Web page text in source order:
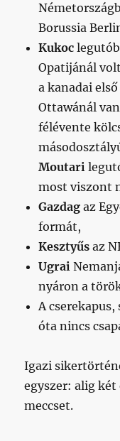
Borussia
Kukoc
Opatijánál
a kanadai
Ottawánál
félévente
Moutari
most viszont
Gazdag az
formát,
Kesztyűs az
Ugrai
nyáron a
A
óta nincs
Igazi
egyszer: alig
meccset.